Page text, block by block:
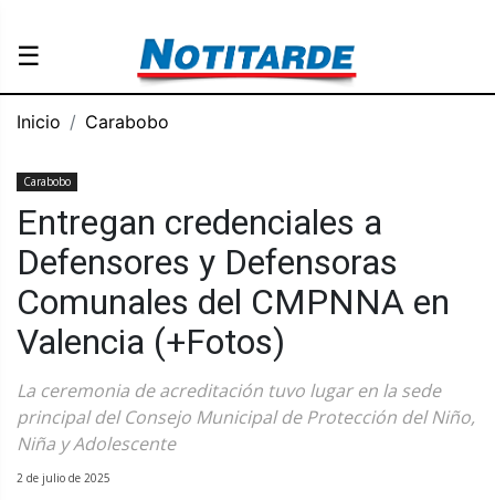
☰
Inicio Carabobo
Carabobo
Entregan credenciales a
Defensores y Defensoras
Comunales del CMPNNA en
Valencia (+Fotos)
La ceremonia de acreditación tuvo lugar en la sede
principal del Consejo Municipal de Protección del Niño,
Niña y Adolescente
2 de julio de 2025